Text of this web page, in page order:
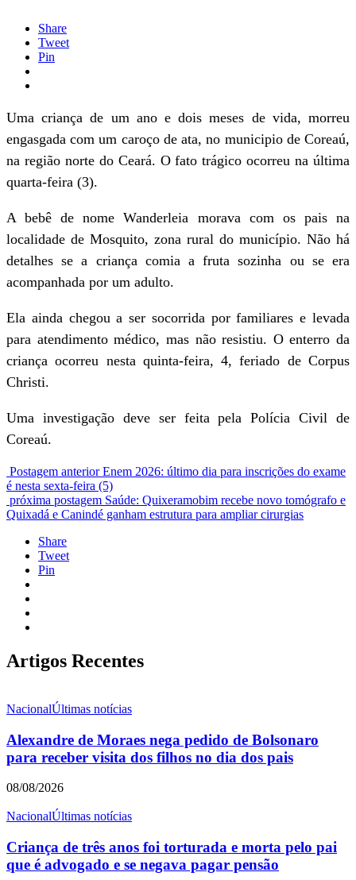
Share
Tweet
Pin
Uma criança de um ano e dois meses de vida, morreu
engasgada com um caroço de ata, no municipio de Coreaú,
na região norte do Ceará. O fato trágico ocorreu na última
quarta-feira (3).
A bebê de nome Wanderleia morava com os pais na
localidade de Mosquito, zona rural do município. Não há
detalhes se a criança comia a fruta sozinha ou se era
acompanhada por um adulto.
Ela ainda chegou a ser socorrida por familiares e levada
para atendimento médico, mas não resistiu. O enterro da
criança ocorreu nesta quinta-feira, 4, feriado de Corpus
Christi.
Uma investigação deve ser feita pela Polícia Civil de
Coreaú.
Postagem anterior Enem 2026: último dia para inscrições do exame
é nesta sexta-feira (5)
próxima postagem Saúde: Quixeramobim recebe novo tomógrafo e
Quixadá e Canindé ganham estrutura para ampliar cirurgias
Share
Tweet
Pin
Artigos Recentes
NacionalÚltimas notícias
Alexandre de Moraes nega pedido de Bolsonaro
para receber visita dos filhos no dia dos pais
08/08/2026
NacionalÚltimas notícias
Criança de três anos foi torturada e morta pelo pai
que é advogado e se negava pagar pensão